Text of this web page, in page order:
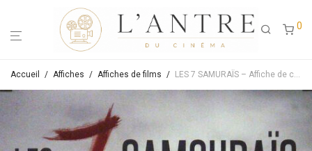
0
Accueil / Affiches / Affiches de films / LES 7 SAMURAÏS – Affiche de cinéma originale ressortie – Approximativement 40X60